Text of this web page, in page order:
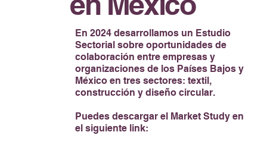
En 2024 desarrollamos un Estudio
Sectorial sobre oportunidades de
colaboración entre empresas y
organizaciones de los Países Bajos y
México en tres sectores: textil,
construcción y diseño circular.
Puedes descargar el Market Study en
el siguiente link: